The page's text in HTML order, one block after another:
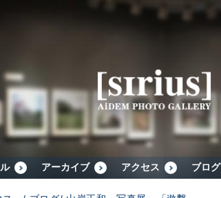
アーカイブ アクセス ブログ
展示スケジュール
アーカイブ